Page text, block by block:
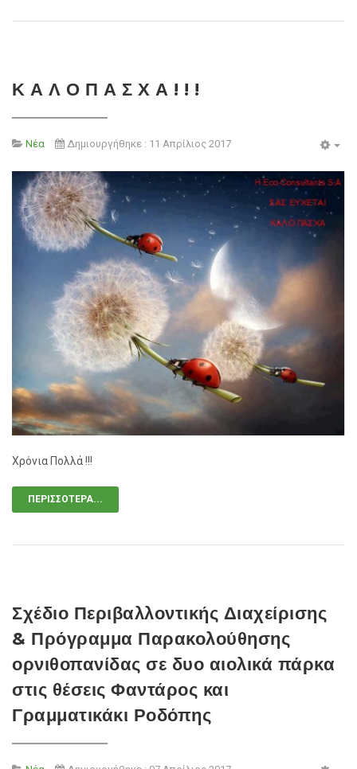
Κ Α Λ Ο Π Α Σ Χ Α ! ! !
Νέα Δημιουργήθηκε : 11 Απρίλιος 2017
Χρόνια Πολλά !!!
ΠΕΡΙΣΣΌΤΕΡΑ...
Σχέδιο Περιβαλλοντικής Διαχείρισης
& Πρόγραμμα Παρακολούθησης
ορνιθοπανίδας σε δυο αιολικά πάρκα
στις θέσεις Φαντάρος και
Γραμματικάκι Ροδόπης